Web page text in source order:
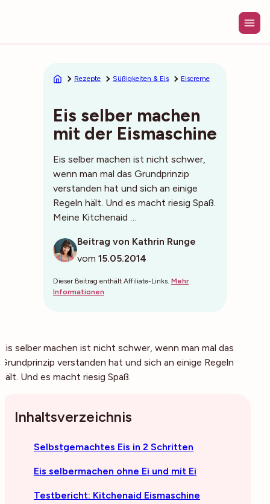
Rezepte Süßigkeiten & Eis Eiscreme
Eis selber machen
mit der Eismaschine
Eis selber machen ist nicht schwer,
wenn man mal das Grundprinzip
verstanden hat und sich an einige
Regeln hält. Und es macht riesig Spaß.
Meine Kitchenaid …
Beitrag von Kathrin Runge
vom 15.05.2014
Dieser Beitrag enthält Affiliate-Links. Mehr
Informationen
Eis selber machen ist nicht schwer, wenn man mal das
Grundprinzip verstanden hat und sich an einige Regeln
hält. Und es macht riesig Spaß.
Inhaltsverzeichnis
Selbstgemachtes Eis in 2 Schritten
Eis selbermachen ohne Ei und mit Ei
Testbericht: Kitchenaid Eismaschine